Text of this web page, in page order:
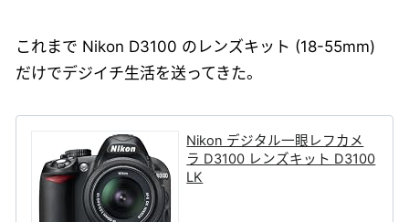
これまで Nikon D3100 のレンズキット (18-55mm)
だけでデジイチ生活を送ってきた。
Nikon デジタル一眼レフカメ
ラ D3100 レンズキット D3100
LK